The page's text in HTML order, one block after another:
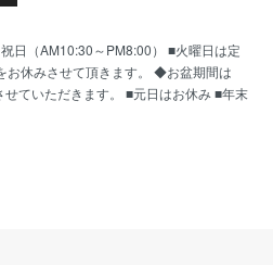
日（AM10:30～PM8:00） ■火曜日は定
お休みさせて頂きます。 ◆お盆期間は
せていただきます。 ■元日はお休み ■年末